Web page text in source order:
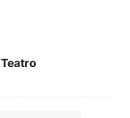
Teatro